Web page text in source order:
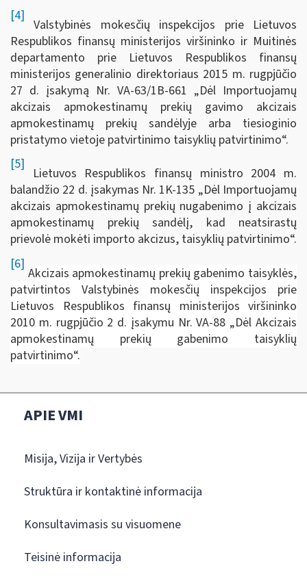
[4]
Valstybinės mokesčių inspekcijos prie Lietuvos
Respublikos finansų ministerijos viršininko ir Muitinės
departamento prie Lietuvos Respublikos finansų
ministerijos generalinio direktoriaus 2015 m. rugpjūčio
27 d. įsakymą Nr. VA-63/1B-661 „Dėl Importuojamų
akcizais apmokestinamų prekių gavimo akcizais
apmokestinamų prekių sandėlyje arba tiesioginio
pristatymo vietoje patvirtinimo taisyklių patvirtinimo“.
[5]
Lietuvos Respublikos finansų ministro 2004 m.
balandžio 22 d. įsakymas Nr. 1K-135 „Dėl Importuojamų
akcizais apmokestinamų prekių nugabenimo į akcizais
apmokestinamų prekių sandėlį, kad neatsirastų
prievolė mokėti importo akcizus, taisyklių patvirtinimo“.
[6]
Akcizais apmokestinamų prekių gabenimo taisyklės,
patvirtintos Valstybinės mokesčių inspekcijos prie
Lietuvos Respublikos finansų ministerijos viršininko
2010 m. rugpjūčio 2 d. įsakymu Nr. VA-88 „Dėl Akcizais
apmokestinamų prekių gabenimo taisyklių
patvirtinimo“.
APIE VMI
Misija, Vizija ir Vertybės
Struktūra ir kontaktinė informacija
Konsultavimasis su visuomene
Teisinė informacija